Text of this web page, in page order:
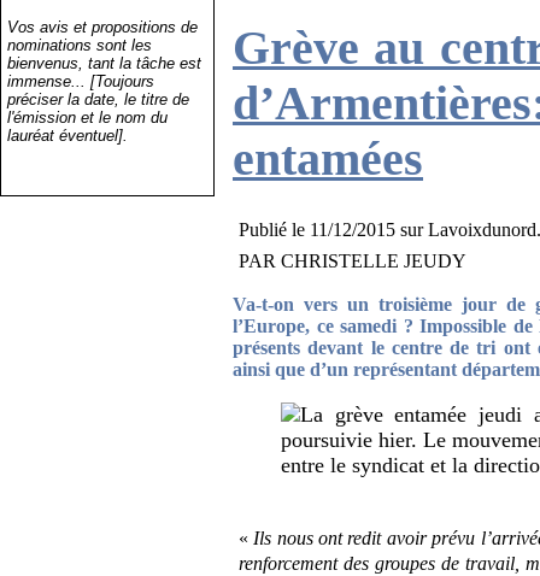
Vos avis et propositions de
nominations sont les
bienvenus, tant la tâche est
immense... [Toujours
préciser la date, le titre de
l'émission et le nom du
lauréat éventuel].
Grève au
entamées
Publié le 11/12/2015 sur
PAR CHRISTELLE JEUDY
Va-t-on vers un troisième jour de
l’Europe, ce samedi ? Impossible
présents devant le centre de tri
ainsi que d’un représentant
« Ils nous ont redit avoir prévu
renforcement des groupes de travail,